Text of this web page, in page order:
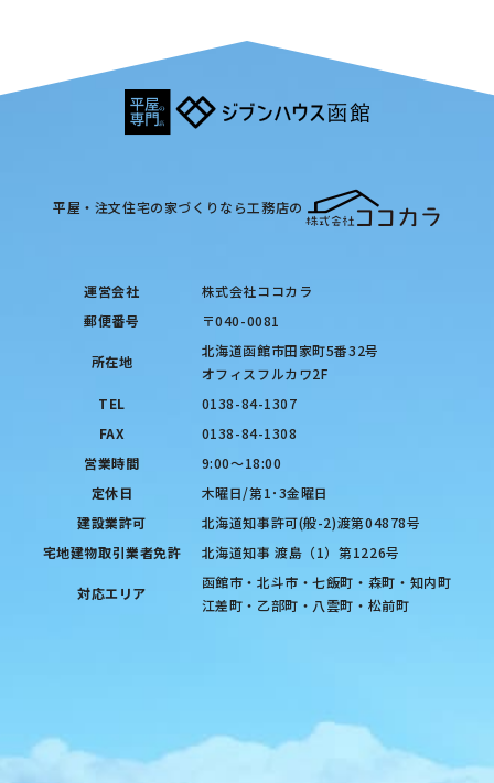
平屋・注文住宅の家づくりなら工務店の
運営会社
株式会社ココカラ
郵便番号
〒040-0081
所在地
北海道函館市田家町5番32号
オフィスフルカワ2F
TEL
0138-84-1307
FAX
0138-84-1308
営業時間
9:00〜18:00
定休日
木曜日/第1･3金曜日
建設業許可
北海道知事許可(般-2)渡第04878号
宅地建物取引業者免許
北海道知事 渡島（1）第1226号
対応エリア
函館市・北斗市・七飯町・森町・知内町
江差町・乙部町・八雲町・松前町